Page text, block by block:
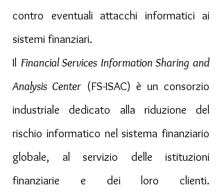
contro eventuali attacchi informatici ai
sistemi finanziari.
Il Financial Services Information Sharing and
Analysis Center (FS-ISAC) è un consorzio
industriale dedicato alla riduzione del
rischio informatico nel sistema finanziario
globale, al servizio delle istituzioni
finanziarie e dei loro clienti.